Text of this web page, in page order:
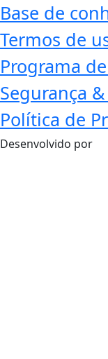
Base de
Termos de
Programa
Segurança
Política de
Desenvolvido por